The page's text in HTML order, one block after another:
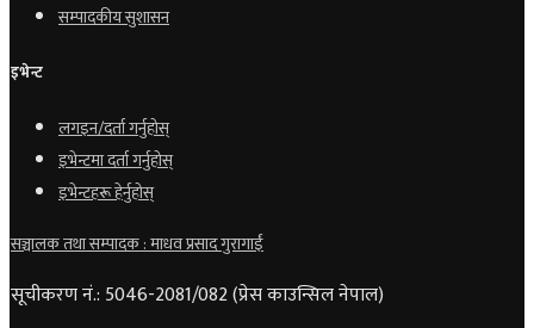
सम्पादकीय सुशासन
इभेन्ट
लगइन/दर्ता गर्नुहोस्
इभेन्टमा दर्ता गर्नुहोस्
इभेन्टहरू हेर्नुहोस्
सञ्चालक तथा सम्पादक : माधव प्रसाद गुरागाईं
सूचीकरण नं.: 5046-2081/082 (प्रेस काउन्सिल नेपाल)